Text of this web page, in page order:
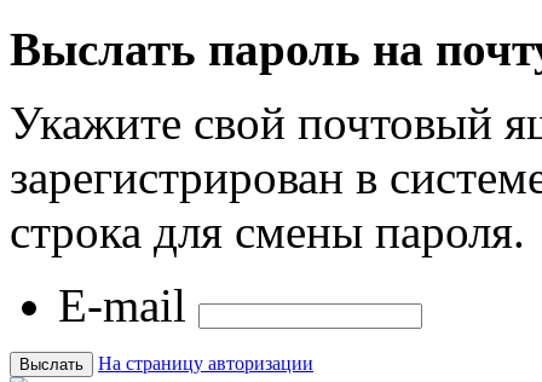
Выслать пароль на
Укажите свой почтовый
зарегистрирован в
строка для смены пароля.
E-mail
На страницу авторизации